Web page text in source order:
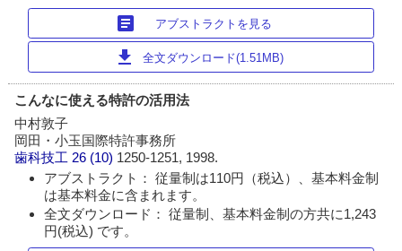
article アブストラクトを見る
download 全文ダウンロード(1.51MB)
こんなに使える特許の活用法
中村敦子
岡田・小玉国際特許事務所
歯科技工 26 (10) 1250-1251, 1998.
アブストラクト： 従量制は110円（税込）、基本料金制
は基本料金に含まれます。
全文ダウンロード： 従量制、基本料金制の方共に1,243
円(税込) です。